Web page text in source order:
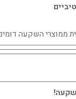
ממוצרי השקעה